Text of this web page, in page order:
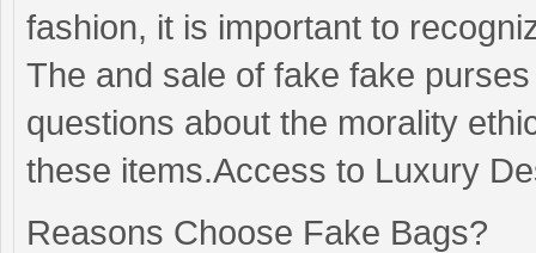
fashion, it is important to
The and sale of fake fake
questions about the morality
these items.Access to Luxury
Reasons Choose Fake Bags?